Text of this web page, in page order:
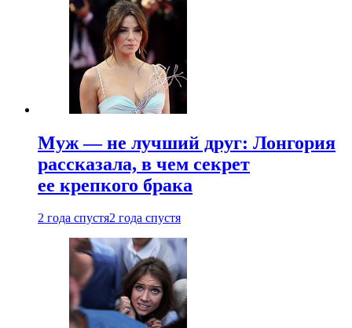
Муж — не лучший друг: Лонгория
рассказала, в чем секрет
ее крепкого брака
2 года спустя2 года спустя